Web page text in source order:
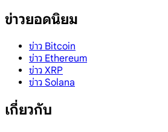
ข่าวยอดนิยม
ข่าว Bitcoin
ข่าว Ethereum
ข่าว XRP
ข่าว Solana
เกี่ยวกับ